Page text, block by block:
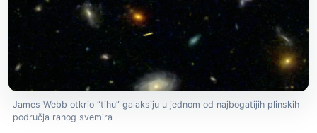
James Webb otkrio “tihu” galaksiju u jednom od najbogatijih plinskih
područja ranog svemira